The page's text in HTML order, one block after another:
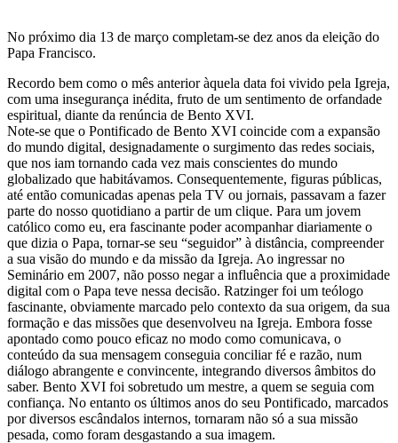
No próximo dia 13 de março completam-se dez anos da eleição do
Papa Francisco.
Recordo bem como o mês anterior àquela data foi vivido pela Igreja,
com uma insegurança inédita, fruto de um sentimento de orfandade
espiritual, diante da renúncia de Bento XVI.
Note-se que o Pontificado de Bento XVI coincide com a expansão
do mundo digital, designadamente o surgimento das redes sociais,
que nos iam tornando cada vez mais conscientes do mundo
globalizado que habitávamos. Consequentemente, figuras públicas,
até então comunicadas apenas pela TV ou jornais, passavam a fazer
parte do nosso quotidiano a partir de um clique. Para um jovem
católico como eu, era fascinante poder acompanhar diariamente o
que dizia o Papa, tornar-se seu “seguidor” à distância, compreender
a sua visão do mundo e da missão da Igreja. Ao ingressar no
Seminário em 2007, não posso negar a influência que a proximidade
digital com o Papa teve nessa decisão. Ratzinger foi um teólogo
fascinante, obviamente marcado pelo contexto da sua origem, da sua
formação e das missões que desenvolveu na Igreja. Embora fosse
apontado como pouco eficaz no modo como comunicava, o
conteúdo da sua mensagem conseguia conciliar fé e razão, num
diálogo abrangente e convincente, integrando diversos âmbitos do
saber. Bento XVI foi sobretudo um mestre, a quem se seguia com
confiança. No entanto os últimos anos do seu Pontificado, marcados
por diversos escândalos internos, tornaram não só a sua missão
pesada, como foram desgastando a sua imagem.